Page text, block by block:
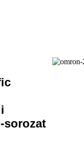
sorozat